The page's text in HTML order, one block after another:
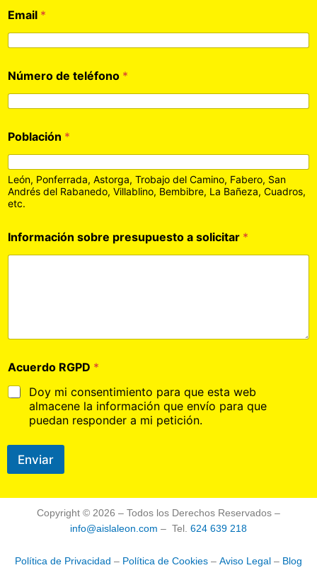
Email *
Número de teléfono *
Población *
León, Ponferrada, Astorga, Trobajo del Camino, Fabero, San
Andrés del Rabanedo, Villablino, Bembibre, La Bañeza, Cuadros,
etc.
Información sobre presupuesto a solicitar *
Acuerdo RGPD *
Doy mi consentimiento para que esta web
almacene la información que envío para que
puedan responder a mi petición.
Enviar
Copyright © 2026 – Todos los Derechos Reservados –
info@aislaleon.com – Tel. 624 639 218
Política de Privacidad – Política de Cookies – Aviso Legal – Blog